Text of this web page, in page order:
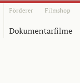
Förderer Filmshop
Dokumentarfilme